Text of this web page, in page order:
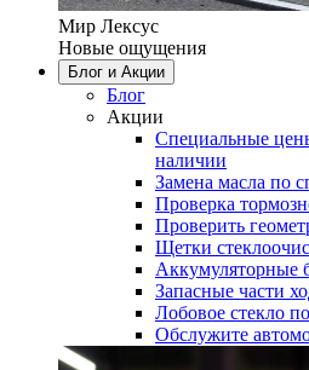
Мир Лексус
Новые ощущения
Блог и Акции
Блог
Акции
Специальные
наличии
Замена масла по
Проверка
Проверить
Щетки
Аккумуляторные
Запасные части
Лобовое стекло
Обслужите